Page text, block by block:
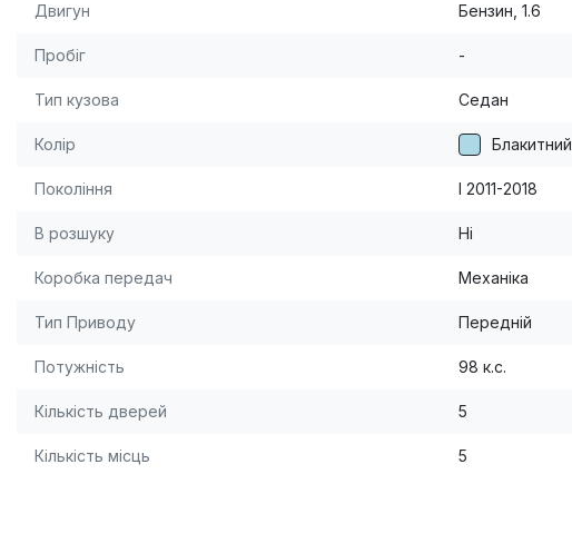
Двигун Бензин, 1.6
Пробіг -
Тип кузова Седан
Колір Блакитний
Покоління I 2011-2018
В розшуку Ні
Коробка передач Механіка
Тип Приводу Передній
Потужність 98 к.с.
Кількість дверей 5
Кількість місць 5